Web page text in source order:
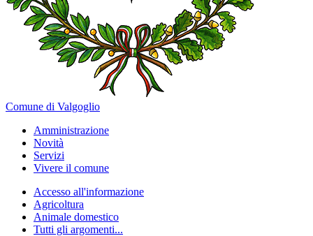
Comune di Valgoglio
Amministrazione
Novità
Servizi
Vivere il comune
Accesso all'informazione
Agricoltura
Animale domestico
Tutti gli argomenti...